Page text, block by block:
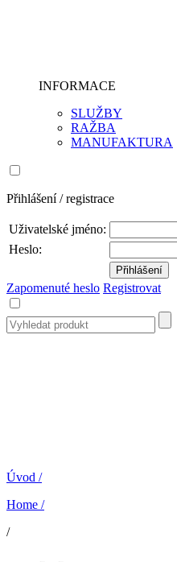
INFORMACE
SLUŽBY
RAŽBA
MANUFAKTURA
Přihlášení / registrace
Uživatelské jméno:
Heslo:
Zapomenuté heslo Registrovat
Úvod /
Home /
/